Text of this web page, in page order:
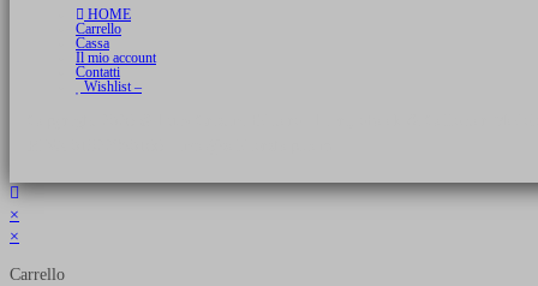
HOME
Carrello
Cassa
Il mio account
Contatti
Wishlist –
×
×
Carrello